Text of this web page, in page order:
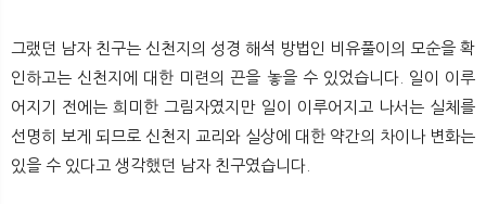
그랬던 남자 친구는 신천지의 성경 해석 방법인 비유풀이의 모순을 확
인하고는 신천지에 대한 미련의 끈을 놓을 수 있었습니다. 일이 이루
어지기 전에는 희미한 그림자였지만 일이 이루어지고 나서는 실체를
선명히 보게 되므로 신천지 교리와 실상에 대한 약간의 차이나 변화는
있을 수 있다고 생각했던 남자 친구였습니다.